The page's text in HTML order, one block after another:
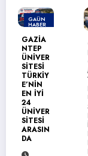
GAÜN
HABER
GAÜN’
DE
GİRİŞİ
MCİ VE
YENİLİ
KÇİ
ÜNİVER
SİTE
ENDEKS
İ
HEDEFL
ERİ
DEĞERL